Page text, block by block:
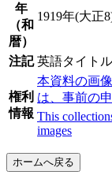
年
（和
暦）
1919年(大正
注記 英語タイト
権利
情報
本資料の画
は、事前の
This
images
ホームへ戻る